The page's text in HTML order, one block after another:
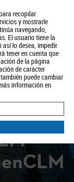
recopilar
y mostrarle
navegando,
El usuario tiene la
lo desea, impedir
tener en cuenta que
de la página
de carácter
puede cambiar
información en
Política de Cookies
BUSCAR